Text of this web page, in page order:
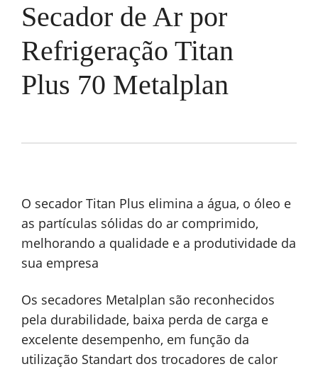
Secador de Ar por
Refrigeração Titan
Plus 70 Metalplan
O secador Titan Plus elimina a água, o óleo e
as partículas sólidas do ar comprimido,
melhorando a qualidade e a produtividade da
sua empresa
Os secadores Metalplan são reconhecidos
pela durabilidade, baixa perda de carga e
excelente desempenho, em função da
utilização Standart dos trocadores de calor